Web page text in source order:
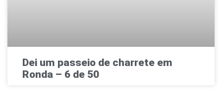
Dei um passeio de charrete em
Ronda – 6 de 50